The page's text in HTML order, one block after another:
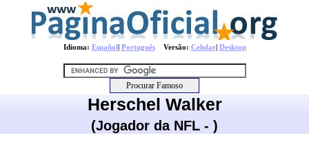
Idioma: Español| PortuguêsVersão: Celular| Desktop
Herschel Walker
(Jogador da NFL - )